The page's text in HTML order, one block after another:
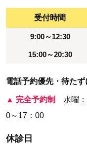
受付時間
9:00～12:30
15:00～20:30
電話予約優先・待たず
▲ 完全予約制 水曜
0～17：00
休診日